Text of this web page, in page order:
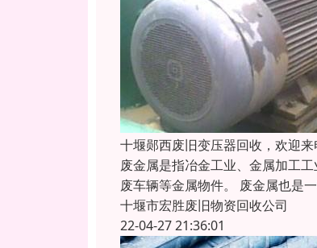
十堰郧西废旧变压器回收，欢迎来
废金属是指冶金工业、金属加工
废车辆等金属物件。 废金属也是
十堰市宏胜废旧物资回收公司
22-04-27 21:36:01